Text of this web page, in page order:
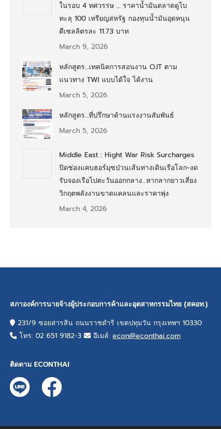
ในรอบ 4 ทศวรรษ … ราคาน้ำมันตลาดดูไบ
ทะลุ 100 เหรียญสหรัฐ กองทุนน้ำมันอุดหนุน
ดีเซลลิตรละ 11.73 บาท
March 9, 2026
หลักสูตร…เทคนิคการสอนงาน OJT ตาม
แนวทาง TWI แบบได้ใจ ได้งาน
March 5, 2026
หลักสูตร…ที่ปรึกษาด้านแรงงานสัมพันธ์
March 5, 2026
Middle East : Hight War Risk Surcharges
ปิดช่องแคบฮอร์มุซป่วนเส้นทางเดินเรือโลก-งด
รับจองเรือไปตะวันออกกลาง…หากลากยาวเสี่ยง
วิกฤตพลังงานขาดแคลนและราคาพุ่ง
March 4, 2026
สภาองค์การนายจ้างผู้ประกอบการค้าและอุตสาหกรรมไทย (สคอท.)
231/9 ซอยสารสิน ถนนราชดำริ เขตปทุมวัน กรุงเทพฯ 10330
โทร: 02 651 9182-3
อีเมล์: econ@econthai.com
ติดตาม ECONTHAI